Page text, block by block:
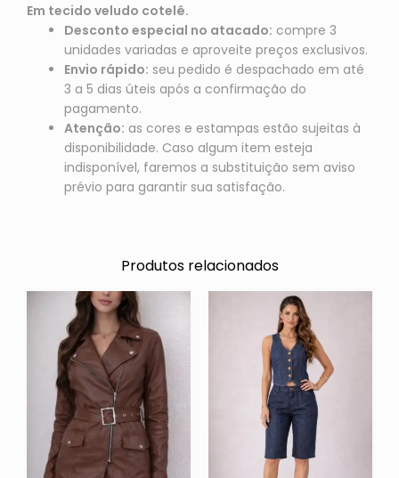
Em tecido veludo cotelê.
Desconto especial no atacado: compre 3
unidades variadas e aproveite preços exclusivos.
Envio rápido: seu pedido é despachado em até
3 a 5 dias úteis após a confirmação do
pagamento.
Atenção: as cores e estampas estão sujeitas à
disponibilidade. Caso algum item esteja
indisponível, faremos a substituição sem aviso
prévio para garantir sua satisfação.
Produtos relacionados